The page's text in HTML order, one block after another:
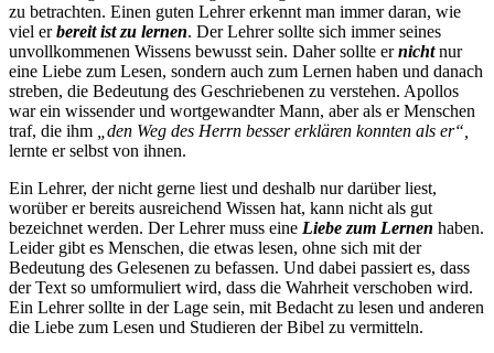
zu betrachten. Einen guten Lehrer erkennt man immer daran, wie
viel erbereit ist zu lernen. Der Lehrer sollte sich immer seines
unvollkommenen Wissens bewusst sein. Daher sollte ernichtnur
eine Liebe zum Lesen, sondern auch zum Lernen haben und danach
streben, die Bedeutung des Geschriebenen zu verstehen. Apollos
war ein wissender und wortgewandter Mann, aber als er Menschen
traf, die ihm „den Weg des Herrn besser erklären konnten als er“,
lernte er selbst von ihnen.
Ein Lehrer, der nicht gerne liest und deshalb nur darüber liest,
worüber er bereits ausreichend Wissen hat, kann nicht als gut
bezeichnet werden. Der Lehrer muss eine Liebe zum Lernen haben.
Leider gibt es Menschen, die etwas lesen, ohne sich mit der
Bedeutung des Gelesenen zu befassen. Und dabei passiert es, dass
der Text so umformuliert wird, dass die Wahrheit verschoben wird.
Ein Lehrer sollte in der Lage sein, mit Bedacht zu lesen und anderen
die Liebe zum Lesen und Studieren der Bibel zu vermitteln.